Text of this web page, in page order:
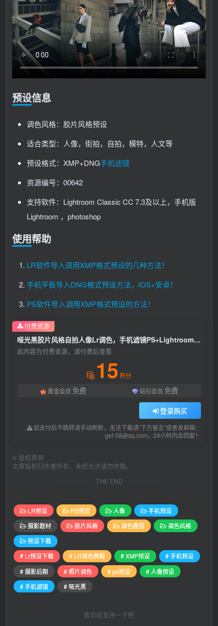
预设信息
调色风格：胶片风格预设
适合类型：人像，街拍，自拍，模特，人文等
预设格式：XMP+DNG手机滤镜
资源编号：00642
支持软件：Lightroom Classic CC 7.3及以上，手机版
Lightroom ，photoshop
使用帮助
LR软件导入调用XMP格式预设的几种方法！
手机平板导入DNG格式预设方法，IOS+安卓！
PS软件导入调用XMP格式预设的方法！
哑光黑胶片风格自拍人像Lr调色，手机滤镜PS+Lightroom预设下载！
此内容为付费资源，请付费后查看
15 积分
黄金会员 免费 钻石会员 免费
登录购买
如支付后不跳转请手动刷新，无法下载请“下方留言”或者发邮箱：
get-58@qq.com，24小时内会回复！
付费资源
© 版权声明
文章版权归作者所有，未经允许请勿转载。
THE END
LR预设 PS预设 人像
手机预设
摄影题材
胶片风格 调色教程
调色风格
预设下载
# Lr预设下载
# LR调色教程 # XMP预设
# 手机预设
# 摄影后期
# 照片调色 # ps预设
# 人像预设
# 手机滤镜
# 哑光黑
喜欢就支持一下吧